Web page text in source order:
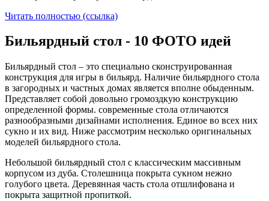
Читать полностью (ссылка)
Бильярдный стол - 10 ФОТО идей
Бильярдный стол – это специально сконструированная
конструкция для игры в бильярд. Наличие бильярдного стола
в загородных и частных домах является вполне обыденным.
Представляет собой довольно громоздкую конструкцию
определенной формы. современные стола отличаются
разнообразными дизайнами исполнения. Единое во всех них
сукно и их вид. Ниже рассмотрим несколько оригинальных
моделей бильярдного стола.
Небольшой бильярдный стол с классическим массивным
корпусом из дуба. Столешница покрыта сукном нежно
голубого цвета. Деревянная часть стола отшлифована и
покрыта защитной пропиткой.